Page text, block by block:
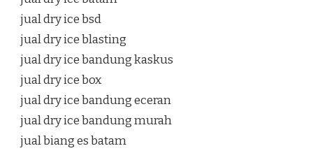
jual dry ice bsd
jual dry ice blasting
jual dry ice bandung kaskus
jual dry ice box
jual dry ice bandung eceran
jual dry ice bandung murah
jual biang es batam